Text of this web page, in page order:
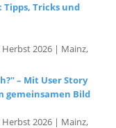
– Mit User Story
gemeinsamen Bild
Herbst 2026 | Mainz,